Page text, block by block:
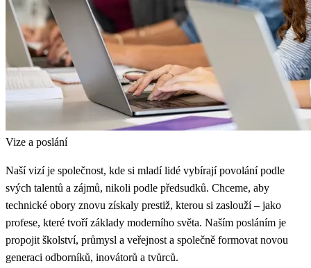
Vize a poslání
Naší vizí je společnost, kde si mladí lidé vybírají povolání podle
svých talentů a zájmů, nikoli podle předsudků. Chceme, aby
technické obory znovu získaly prestiž, kterou si zaslouží – jako
profese, které tvoří základy moderního světa. Naším posláním je
propojit školství, průmysl a veřejnost a společně formovat novou
generaci odborníků, inovátorů a tvůrců.